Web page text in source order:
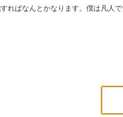
すればなんとかなります。僕は凡人